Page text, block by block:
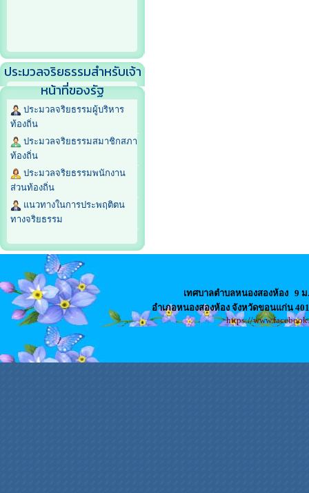
ประมวลจริยธรรมสำหรับเจ้า
หน้าที่ของรัฐ
ประมวลจริยธรรมผู้บริหาร
ท้องถิ่น
ประมวลจริยธรรมสมาชิกสภา
ท้องถิ่น
ประมวลจริยธรรมพนักงาน
ส่วนท้องถิ่น
แนวทางในการประพฤติตน
ทางจริยธรรม
เทศบาลตำบลหนองสองห้อง 9
อำเภอหนองสองห้อง จังหวัดขอนแก่น
https://
สล็อตเว็บตรง เว็บปั้มไลค์